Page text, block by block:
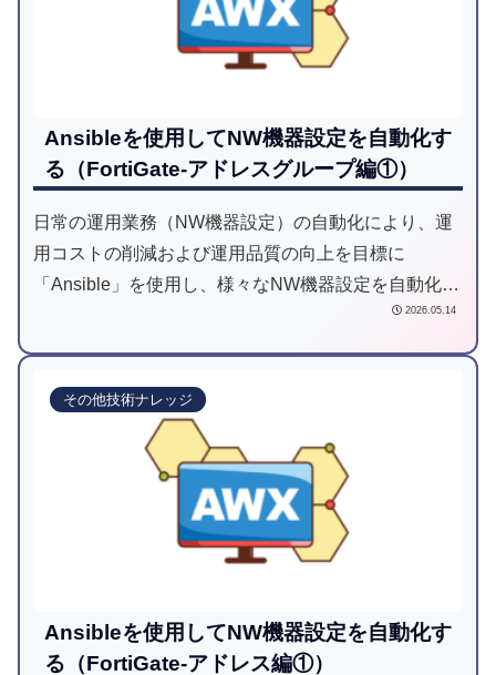
Ansibleを使用してNW機器設定を自動化す
る（FortiGate-アドレスグループ編①）
日常の運用業務（NW機器設定）の自動化により、運
用コストの削減および運用品質の向上を目標に
「Ansible」を使用し、様々なNW機器設定を自動化し
2026.05.14
その他技術ナレッジ
Ansibleを使用してNW機器設定を自動化す
る（FortiGate-アドレス編①）